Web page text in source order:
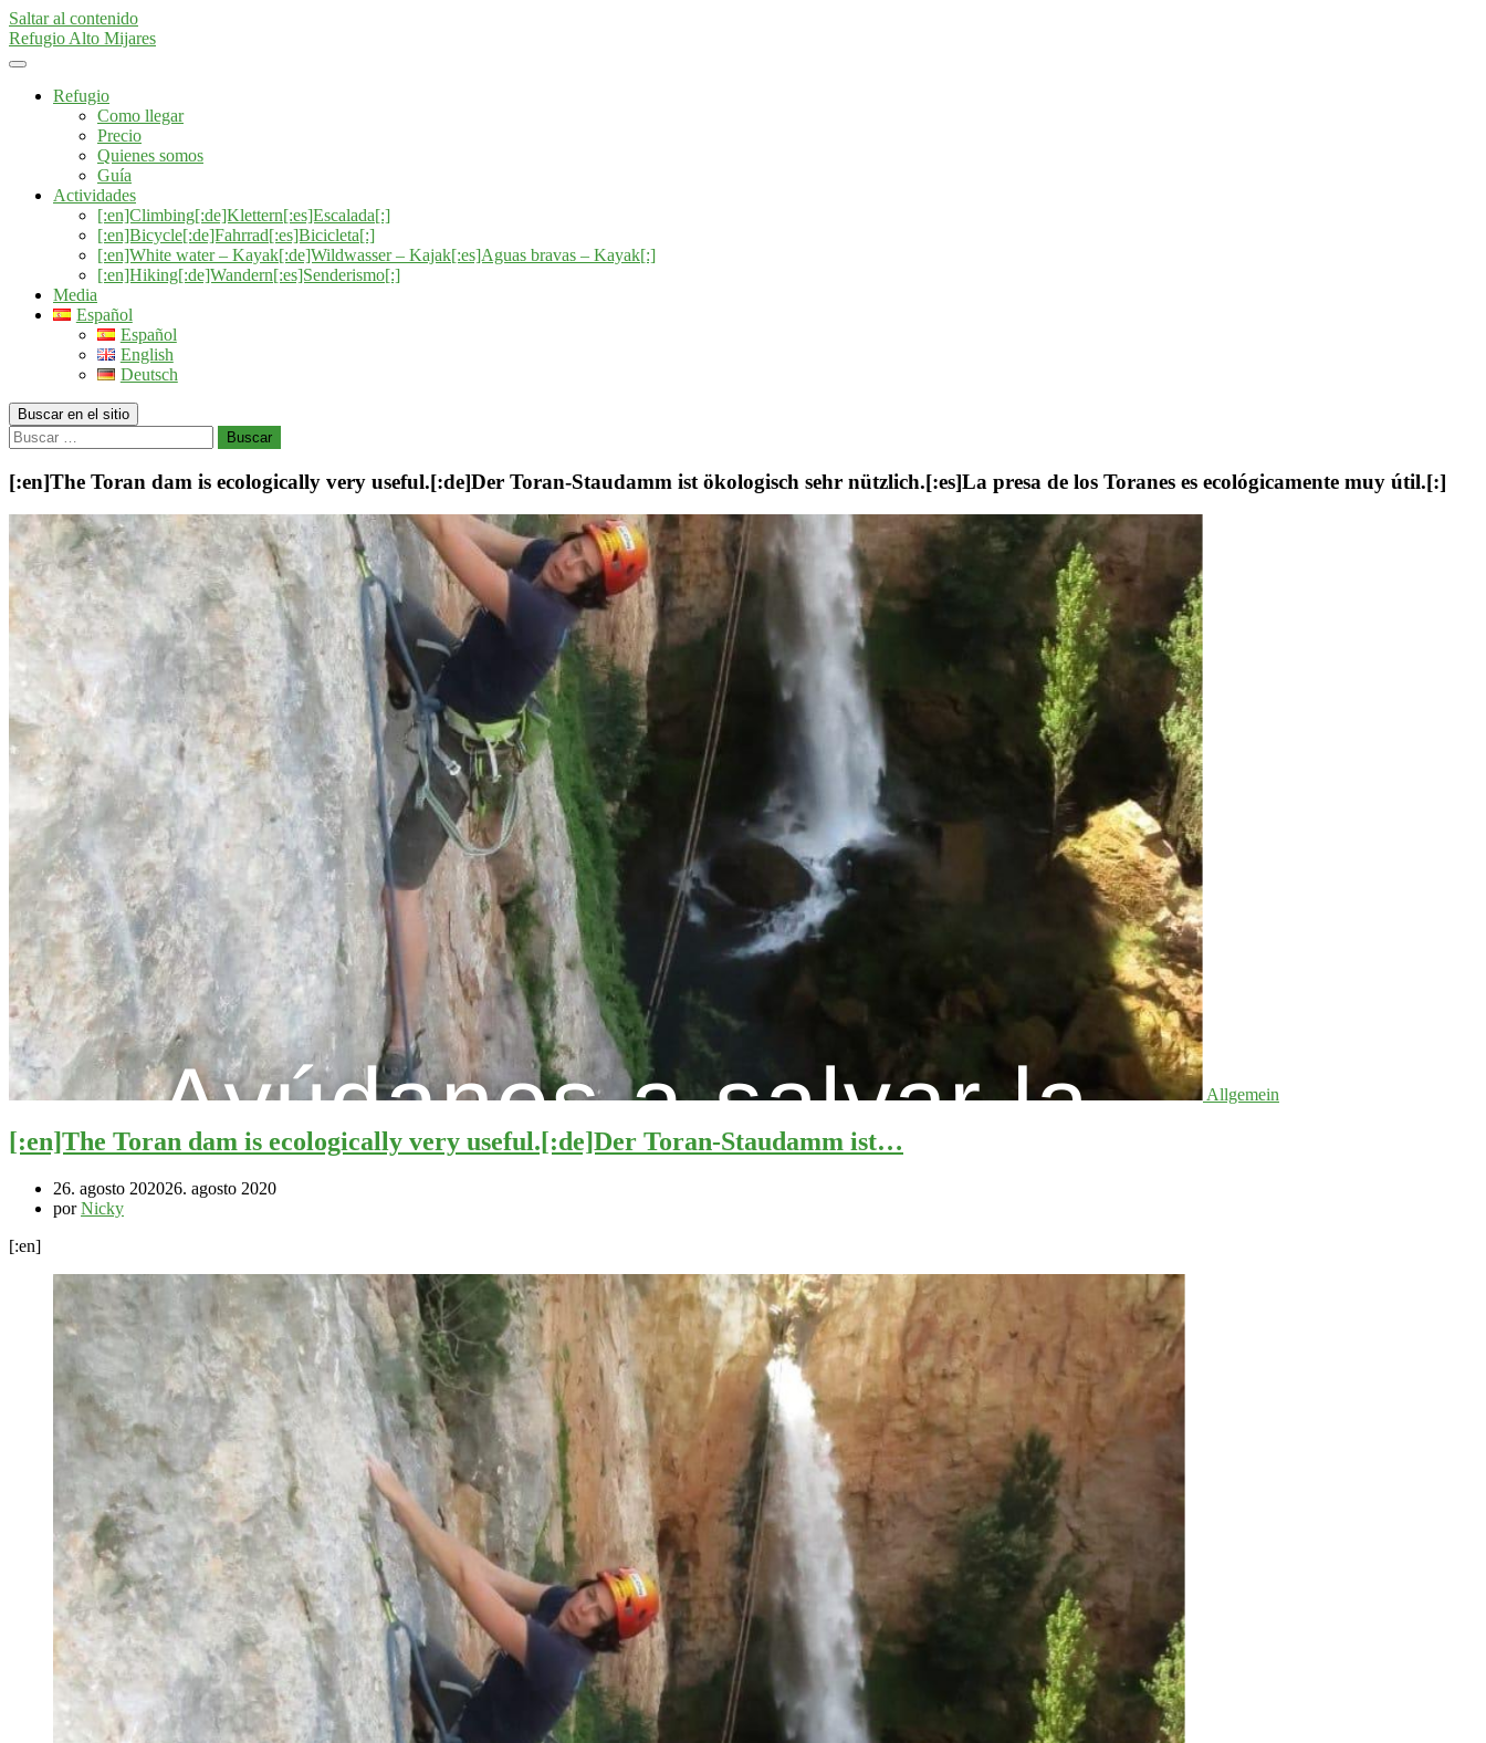
Saltar al contenido
Refugio Alto Mijares
Refugio
Como llegar
Precio
Quienes somos
Guía
Actividades
[:en]Climbing[:de]Klettern[:es]Escalada[:]
[:en]Bicycle[:de]Fahrrad[:es]Bicicleta[:]
[:en]White water – Kayak[:de]Wildwasser – Kajak[:es]Aguas bravas – Kayak[:]
[:en]Hiking[:de]Wandern[:es]Senderismo[:]
Media
Español
Español
English
Deutsch
Buscar en el sitio
Buscar
[:en]The Toran dam is ecologically very useful.[:de]Der Toran-Staudamm ist ökologisch sehr nützlich.[:es]La presa de los Toranes es ecológicamente muy útil.[:]
Allgemein
[:en]The Toran dam is ecologically very useful.[:de]Der Toran-Staudamm ist…
26. agosto 202026. agosto 2020
porNicky
[:en]